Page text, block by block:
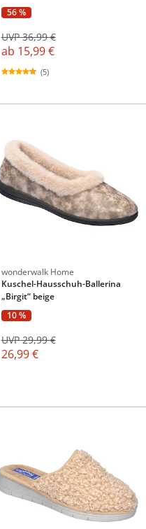
56 %
ab 15,99 €
UVP 36,99 €
(5)
wonderwalk Home
Kuschel-Hausschuh-Ballerina
„Birgit“ beige
10 %
26,99 €
UVP 29,99 €